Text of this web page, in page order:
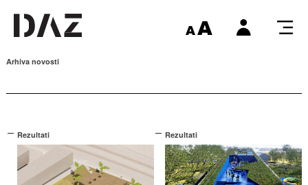
Arhiva novosti
Rezultati Rezultati